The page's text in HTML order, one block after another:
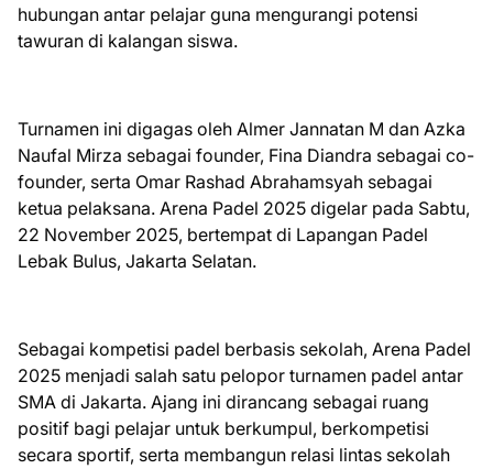
hubungan antar pelajar guna mengurangi potensi
tawuran di kalangan siswa.
Turnamen ini digagas oleh Almer Jannatan M dan Azka
Naufal Mirza sebagai founder, Fina Diandra sebagai co-
founder, serta Omar Rashad Abrahamsyah sebagai
ketua pelaksana. Arena Padel 2025 digelar pada Sabtu,
22 November 2025, bertempat di Lapangan Padel
Lebak Bulus, Jakarta Selatan.
Sebagai kompetisi padel berbasis sekolah, Arena Padel
2025 menjadi salah satu pelopor turnamen padel antar
SMA di Jakarta. Ajang ini dirancang sebagai ruang
positif bagi pelajar untuk berkumpul, berkompetisi
secara sportif, serta membangun relasi lintas sekolah